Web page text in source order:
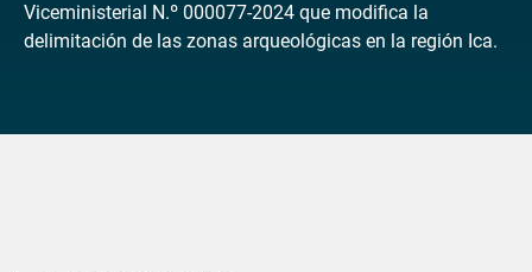
Viceministerial N.º 000077-2024 que modifica la
delimitación de las zonas arqueológicas en la región Ica.